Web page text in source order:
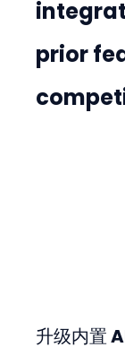
prior
升级内置